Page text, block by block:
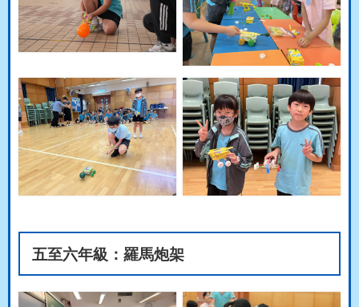
五至六年級：羅馬炮架